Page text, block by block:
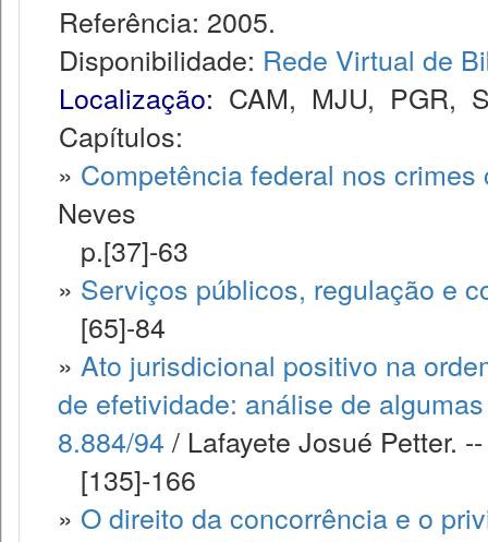
Referência: 2005.
Disponibilidade: Rede Virtual de
Localização: CAM, MJU, PGR,
Capítulos:
» Competência federal nos
Neves
p.[37]-63
» Serviços públicos, regulação e
[65]-84
» Ato jurisdicional positivo na
de efetividade: análise de
8.884/94 / Lafayete Josué Petter. --
[135]-166
» O direito da concorrência e o